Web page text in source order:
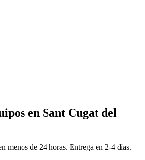
en Sant Cugat del
menos de 24 horas. Entrega en 2-4 días.